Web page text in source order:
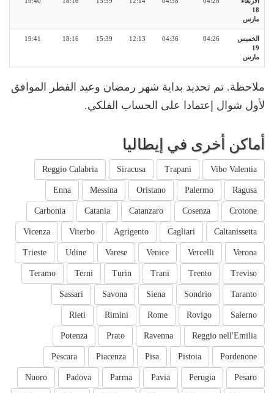
18
مارس
الخميس
19
مارس
04:26
04:36
12:13
15:39
18:16
19:41
ملاحظة. تم تحديد بداية شهر رمضان وعيد الفطر الموافق
لأول شوال إعتمادا على الحساب الفلكي.
أماكن أخرى في إيطاليا
Vibo Valentia
Trapani
Siracusa
Reggio Calabria
Ragusa
Palermo
Oristano
Messina
Enna
Crotone
Cosenza
Catanzaro
Catania
Carbonia
Caltanissetta
Cagliari
Agrigento
Viterbo
Vicenza
Verona
Vercelli
Venice
Varese
Udine
Trieste
Treviso
Trento
Trani
Turin
Terni
Teramo
Taranto
Sondrio
Siena
Savona
Sassari
Salerno
Rovigo
Rome
Rimini
Rieti
Reggio nell'Emilia
Ravenna
Prato
Potenza
Pordenone
Pistoia
Pisa
Piacenza
Pescara
Pesaro
Perugia
Pavia
Parma
Padova
Nuoro